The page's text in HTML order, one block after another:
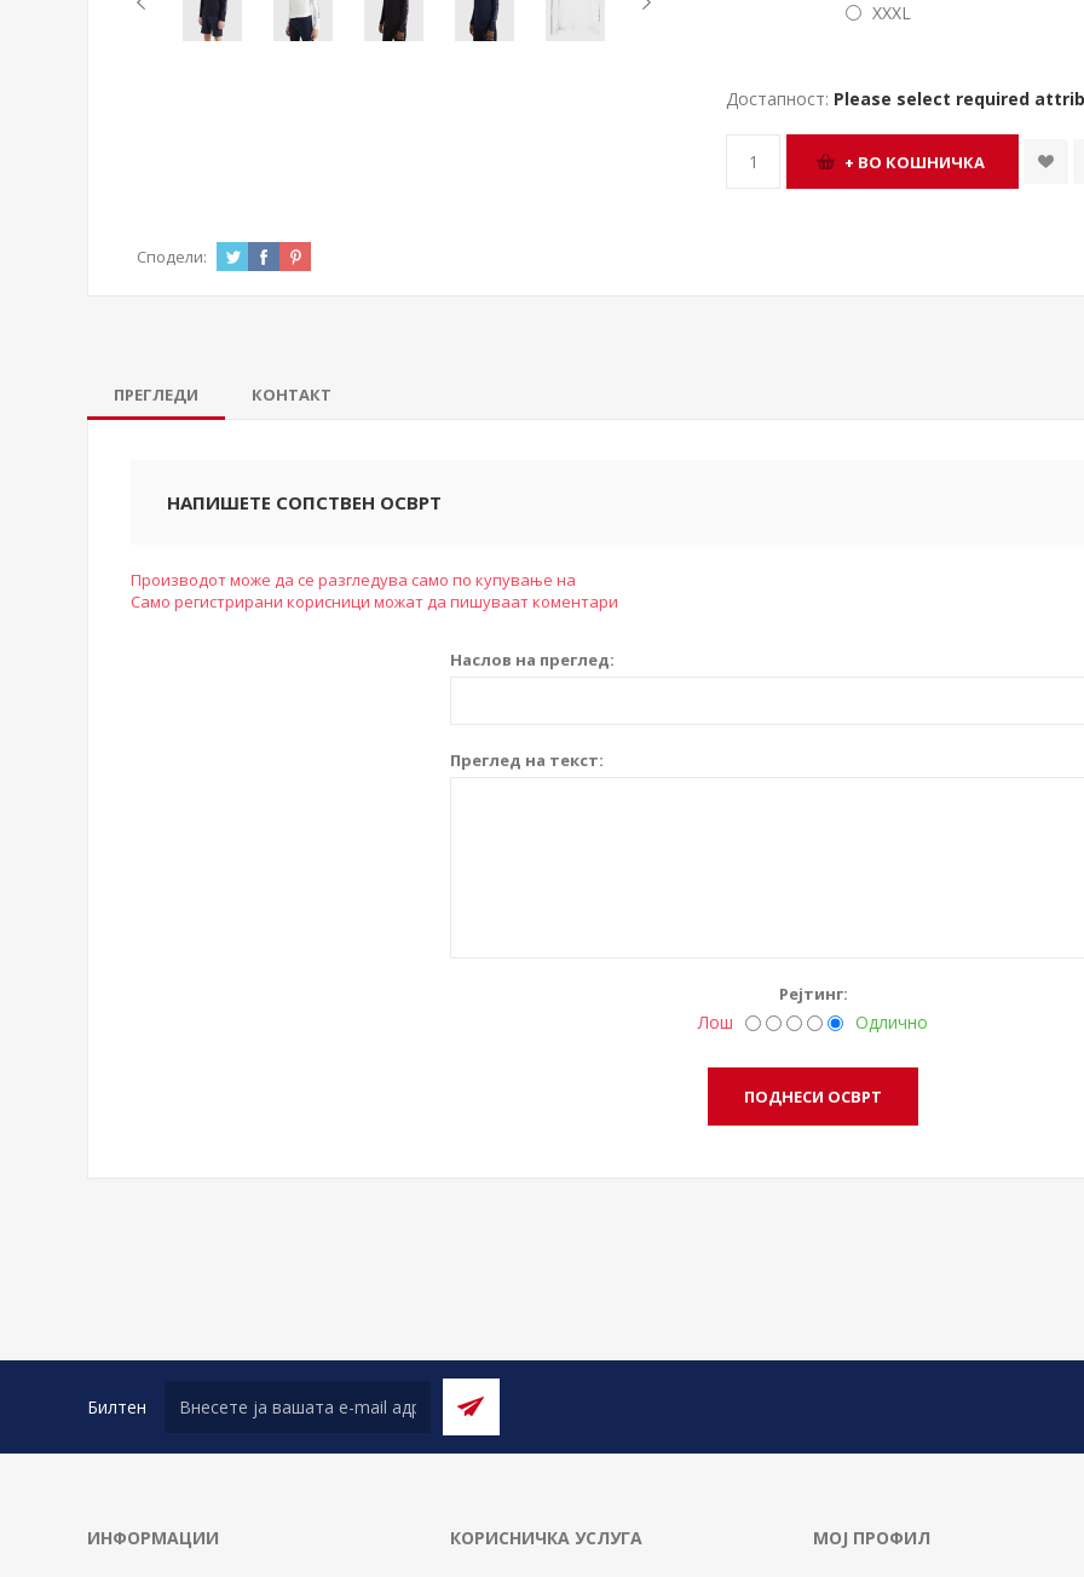
XXXL
Достапност: Please select required
Сподели:
ПРЕГЛЕДИ КОНТАКТ
НАПИШЕТЕ СОПСТВЕН ОСВРТ
Производот може да се разгледува само по купување на
Само регистрирани корисници можат да пишуваат коментари
Наслов на преглед:
Преглед на текст:
Рејтинг:
Лош Одлично
Билтен
ИНФОРМАЦИИ КОРИСНИЧКА УСЛУГА МОЈ ПРОФИЛ